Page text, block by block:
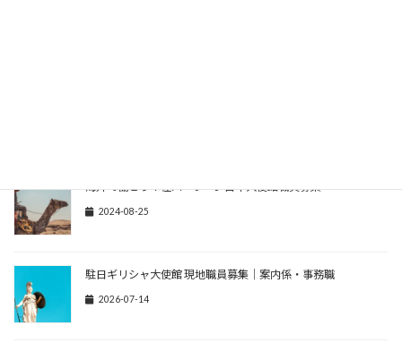
海外で働こう！在バーレーン日本大使館職員募集
2024-08-25
駐日ギリシャ大使館 現地職員募集｜案内係・事務職
2026-07-14